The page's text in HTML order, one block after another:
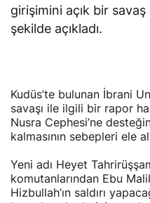
girişimini açık bir
şekilde açıkladı.
Kudüs’te bulunan İbrani
savaşı ile ilgili bir rapor
Nusra Cephesi’ne
kalmasının sebepleri ele
Yeni adı Heyet
komutanlarından Ebu
Hizbullah’ın saldırı